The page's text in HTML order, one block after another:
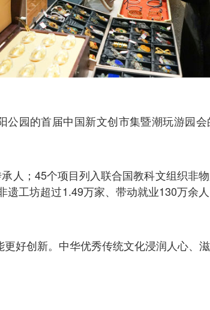
公园的首届中国新文创市集暨潮玩游园
人；45个项目列入联合国教科文组织非
遗工坊超过1.49万家、带动就业130万
好创新。中华优秀传统文化浸润人心、